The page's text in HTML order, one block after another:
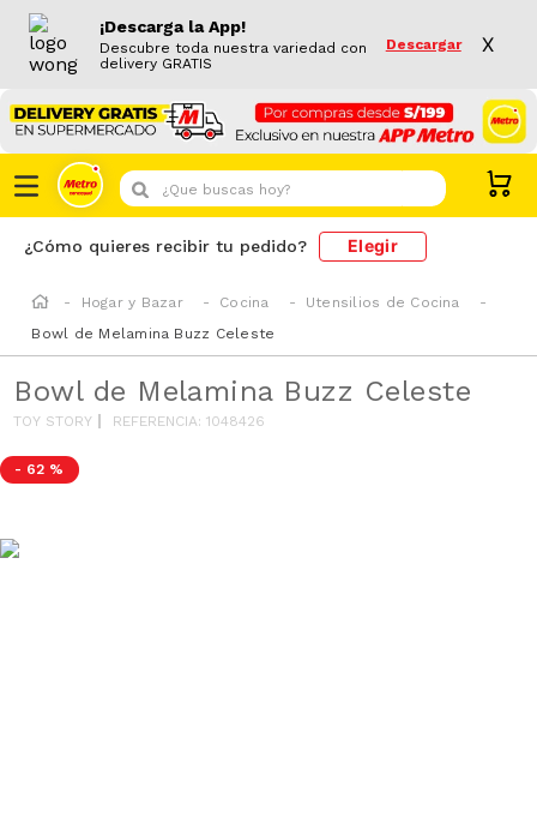
¡Descarga la App!
Descubre toda nuestra variedad con
delivery GRATIS
Descargar X
¿Que buscas hoy?
¿Cómo quieres recibir tu pedido? Elegir
Hogar y Bazar Cocina
Utensilios de Cocina
Bowl de Melamina Buzz Celeste
Bowl de Melamina Buzz Celeste
TOY STORY REFERENCIA:1048426
- 62 %